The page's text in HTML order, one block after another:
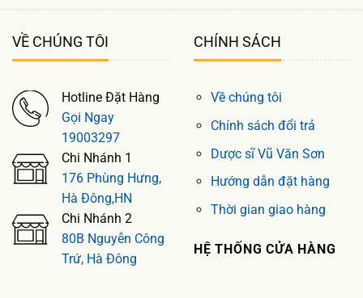
VỀ CHÚNG TÔI
Hotline Đặt Hàng
Gọi Ngay
19003297
Chi Nhánh 1
176 Phùng Hưng,
Hà Đông,HN
Chi Nhánh 2
80B Nguyễn Công
Trứ, Hà Đông
CHÍNH SÁCH
Về chúng tôi
Chính sách đổi trả
Dược sĩ Vũ Văn Sơn
Hướng dẫn đặt hàng
Thời gian giao hàng
HỆ THỐNG CỬA HÀNG